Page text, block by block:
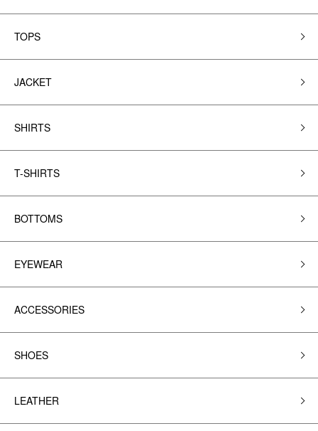
TOPS
JACKET
SHIRTS
T-SHIRTS
BOTTOMS
EYEWEAR
ACCESSORIES
SHOES
LEATHER